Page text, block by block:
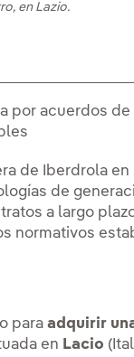
en Lazio.
por acuerdos
de Iberdrola
de
a largo
normativos
paraadquirir
en Lacio